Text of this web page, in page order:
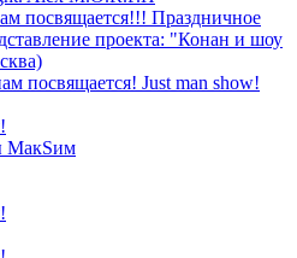
посвящается!!! Праздничное
проекта: "Конан и шоу
посвящается! Just man show!
МакSим